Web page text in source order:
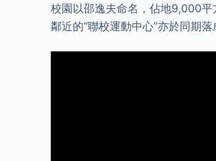
校園以邵逸夫命名，佔地9,000平
鄰近的“聯校運動中心”亦於同期